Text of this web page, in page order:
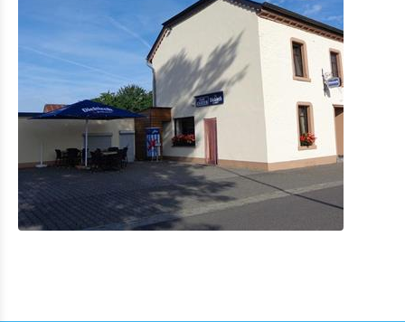
Mobilität in Troisvierges
Fahrrad Vermietung
Indoor Aktivitäten
Eat & Sleep
Restaurants
Cafés und Imbisse